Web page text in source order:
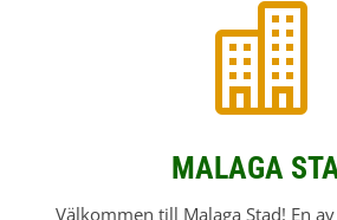

MALAGA
Välkommen till Malaga Stad! En